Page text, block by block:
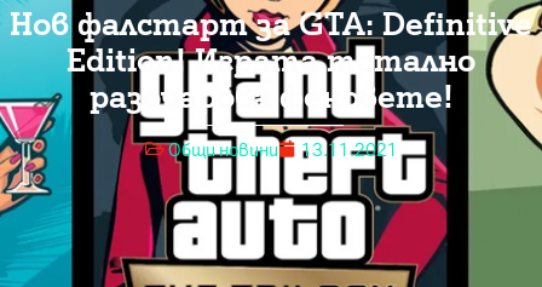
Нов фалстарт за GTA: Definitive
Edition! Играта тотално
разочарова феновете!
Общи новини 13.11.2021